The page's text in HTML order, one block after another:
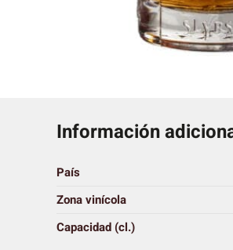
Información
País
Zona vinícola
Capacidad (cl.)